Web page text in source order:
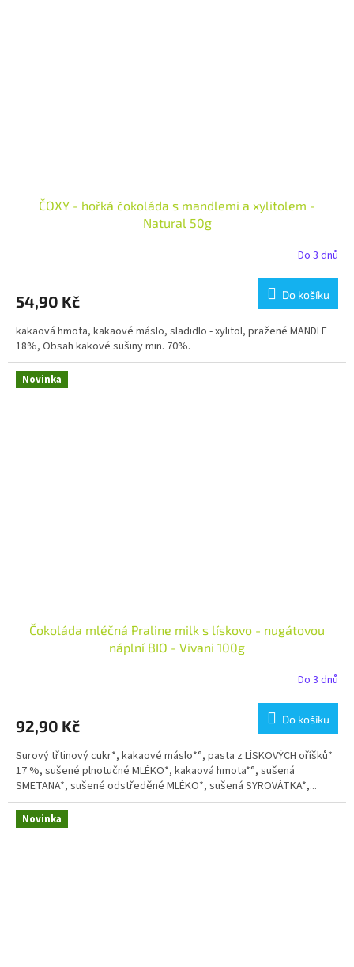
ČOXY - hořká čokoláda s mandlemi a xylitolem -
Natural 50g
Do 3 dnů
54,90 Kč Do košíku
kakaová hmota, kakaové máslo, sladidlo - xylitol, pražené MANDLE
18%, Obsah kakové sušiny min. 70%.
Novinka
Čokoláda mléčná Praline milk s lískovo - nugátovou
náplní BIO - Vivani 100g
Do 3 dnů
92,90 Kč Do košíku
Surový třtinový cukr*, kakaové máslo*°, pasta z LÍSKOVÝCH oříšků*
17 %, sušené plnotučné MLÉKO*, kakaová hmota*°, sušená
SMETANA*, sušené odstředěné MLÉKO*, sušená SYROVÁTKA*,...
Novinka